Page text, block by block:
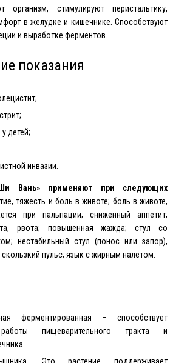
организм, стимулируют перистальтику,
в желудке и кишечнике. Способствуют
и выработке ферментов.
показания
детей;
инвазии.
Вань» применяют при следующих
тяжесть и боль в животе; боль в животе,
при пальпации; сниженный аппетит;
рвота; повышенная жажда; стул со
нестабильный стул (понос или запор),
пульс; язык с жирным налётом.
ферментированная – способствует
пищеварительного тракта и